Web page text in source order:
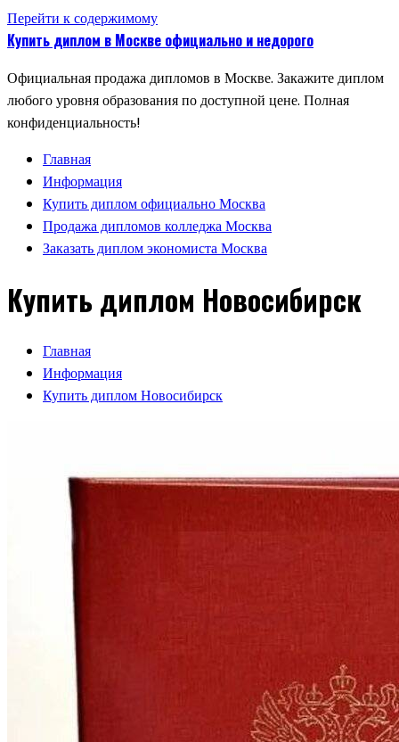
Перейти к содержимому
Купить диплом в Москве официально и недорого
Официальная продажа дипломов в Москве. Закажите диплом
любого уровня образования по доступной цене. Полная
конфиденциальность!
Главная
Информация
Купить диплом официально Москва
Продажа дипломов колледжа Москва
Заказать диплом экономиста Москва
Купить диплом Новосибирск
Главная
Информация
Купить диплом Новосибирск